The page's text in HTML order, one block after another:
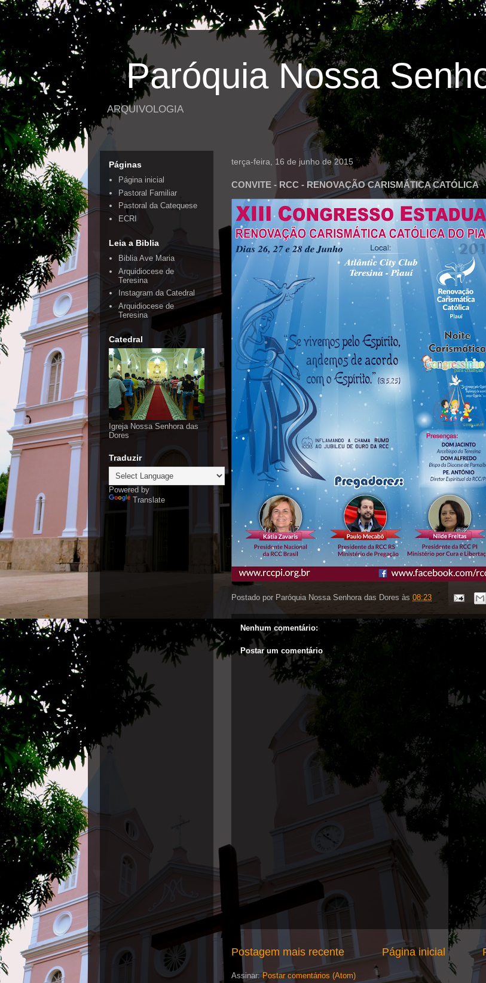
Paróquia Nossa
ARQUIVOLOGIA
terça-feira, 16 de junho de 2015
CONVITE - RCC - RENOVAÇÃO CARISMÁTICA CATÓLICA
Postado por Paróquia Nossa Senhora das Dores às 08:23
Nenhum comentário:
Postar um comentário
Postagem mais recente Página inicial
Assinar:Postar comentários (Atom)
Páginas
Página inicial
Pastoral Familiar
Pastoral da Catequese
ECRI
Leia a Biblia
Biblia Ave Maria
Arquidiocese de
Teresina
Instagram da Catedral
Arquidiocese de
Teresina
Catedral
Igreja Nossa Senhora das
Dores
Traduzir
Powered by
Translate